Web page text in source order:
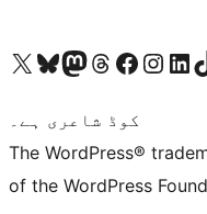
Visit our X (formerly Twitter) account
ہمارے بلیواسکائی اکاؤنٹ پر جائیں
Visit our Mastodon account
ہمارے ٹھریڈز اکاؤنٹ پر جائیں
Visit our Facebook page
Visit ourVisit our
کوڈ شاعری ہے۔
The WordPress®
of the WordPress